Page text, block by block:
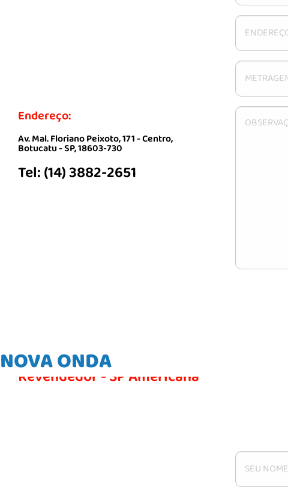
Endereço:
Av. Mal. Floriano Peixoto, 171 - Centro,
Botucatu - SP, 18603-730
Tel: (14) 3882-2651
NOVA ONDA
Revendedor - SP Americana